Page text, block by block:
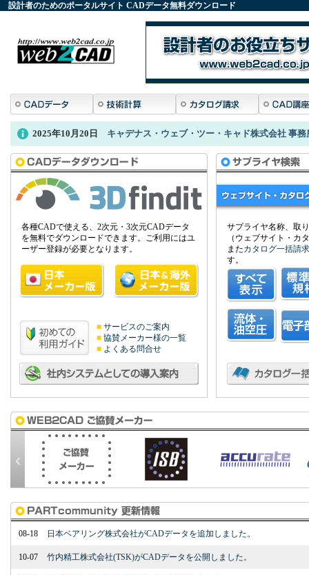
設計者のためのポータルサイト CADデータ無料ダウンロード
2022年12月12日 株式会社タカチ電機工業がフリーサイズケースの
各種CADで使える、2次元・3次元CADデータ
を無料でダウンロードできます。ご利用にはユ
ーザー登録が必要となります。
■ サービスのご案内
■ 協賛メーカー様の一覧
■ よくある問合せ
サプライヤ名称、取
（ウェブサイト・カ
またカタログ一括請求
す。
‹
08-18 日本ベアリング株式会社がCADデータを追加しました。
10-07 竹内精工株式会社(TSK)がCADデータを公開しました。